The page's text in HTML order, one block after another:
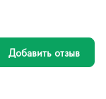
Добавить отзыв